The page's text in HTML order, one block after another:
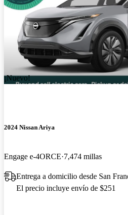
¡Nuevo!
2024 Nissan Ariya
Engage e-4ORCE 7,474 millas
Entrega a domicilio desde San
El precio incluye envío de $251